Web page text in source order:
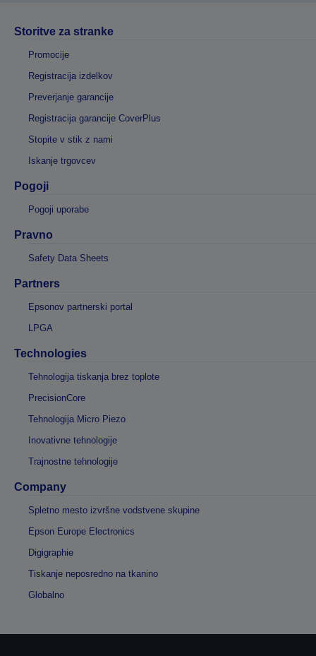
Storitve za stranke
Promocije
Registracija izdelkov
Preverjanje garancije
Registracija garancije CoverPlus
Stopite v stik z nami
Iskanje trgovcev
Pogoji
Pogoji uporabe
Pravno
Safety Data Sheets
Partners
Epsonov partnerski portal
LPGA
Technologies
Tehnologija tiskanja brez toplote
PrecisionCore
Tehnologija Micro Piezo
Inovativne tehnologije
Trajnostne tehnologije
Company
Spletno mesto izvršne vodstvene skupine
Epson Europe Electronics
Digigraphie
Tiskanje neposredno na tkanino
Globalno